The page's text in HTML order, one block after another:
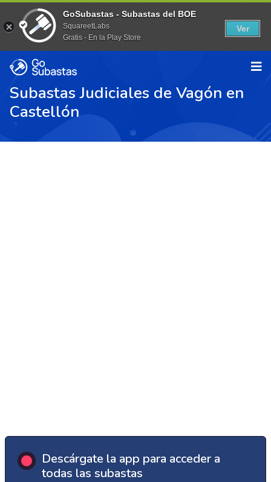
Subastas Judiciales de Vagón en
Castellón
Descárgate la app para acceder a
todas las subastas
GoSubastas - Subastas del BOE
SquareetLabs
Gratis - En la Play Store
Ver